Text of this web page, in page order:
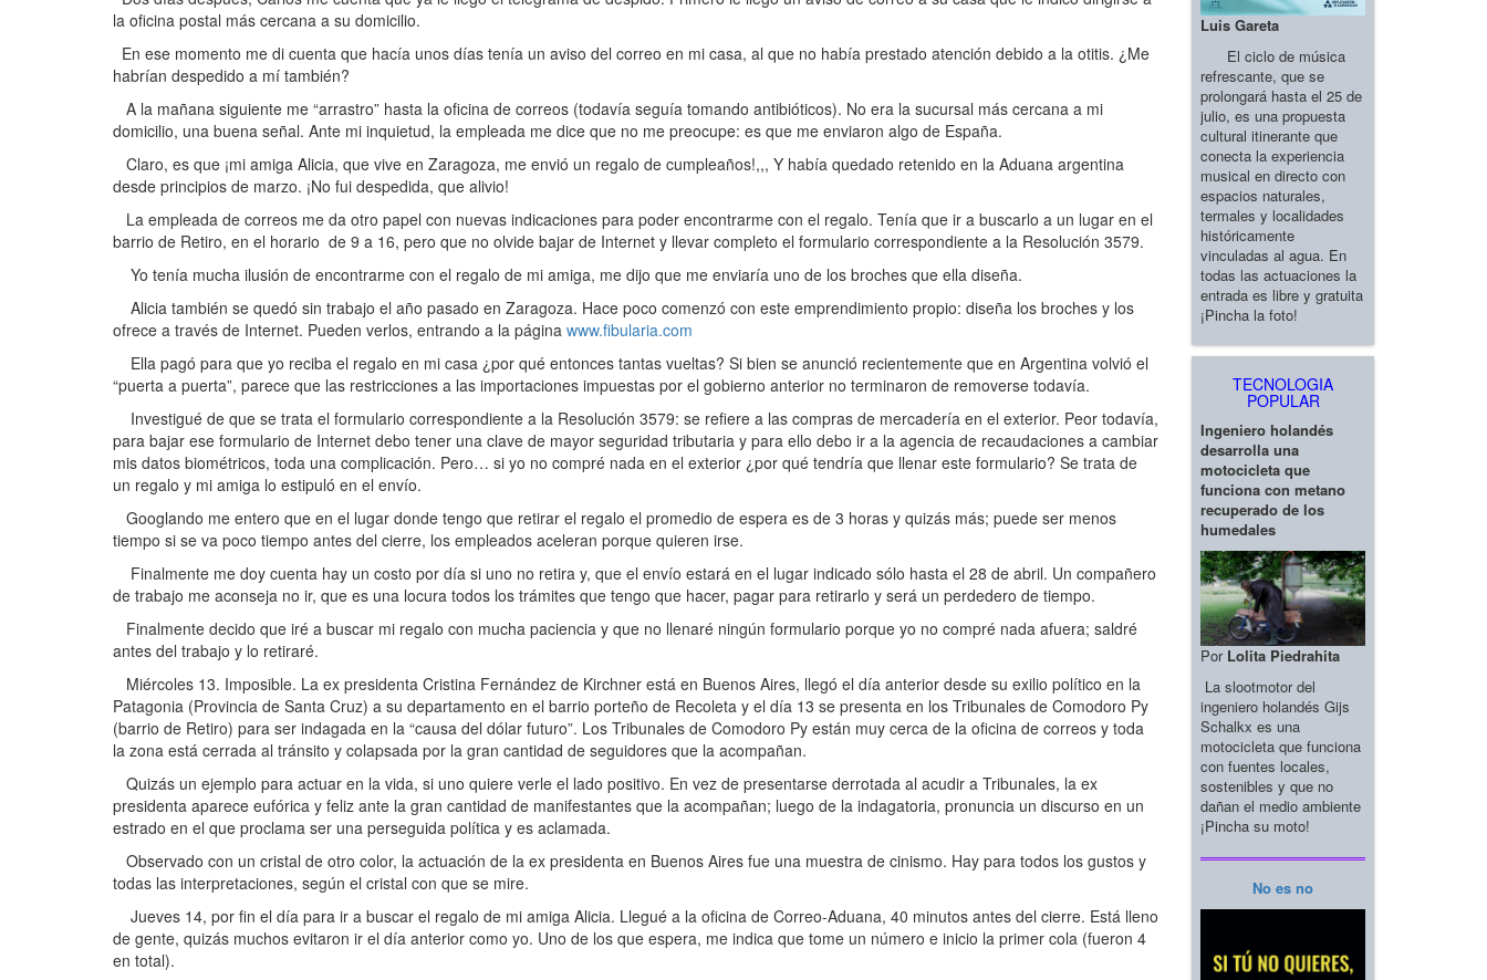
la oficina postal más cercana a su domicilio.
En ese momento me di cuenta que hacía unos días tenía un aviso del correo en mi casa, al que no había prestado atención debido a la otitis. ¿Me
habrían despedido a mí también?
A la mañana siguiente me “arrastro” hasta la oficina de correos (todavía seguía tomando antibióticos). No era la sucursal más cercana a mi
domicilio, una buena señal. Ante mi inquietud, la empleada me dice que no me preocupe: es que me enviaron algo de España.
Claro, es que ¡mi amiga Alicia, que vive en Zaragoza, me envió un regalo de cumpleaños!,,, Y había quedado retenido en la Aduana argentina
desde principios de marzo. ¡No fui despedida, que alivio!
La empleada de correos me da otro papel con nuevas indicaciones para poder encontrarme con el regalo. Tenía que ir a buscarlo a un lugar en el
barrio de Retiro, en el horario de 9 a 16, pero que no olvide bajar de Internet y llevar completo el formulario correspondiente a la Resolución 3579.
Yo tenía mucha ilusión de encontrarme con el regalo de mi amiga, me dijo que me enviaría uno de los broches que ella diseña.
Alicia también se quedó sin trabajo el año pasado en Zaragoza. Hace poco comenzó con este emprendimiento propio: diseña los broches y los
ofrece a través de Internet. Pueden verlos, entrando a la página www.fibularia.com
Ella pagó para que yo reciba el regalo en mi casa ¿por qué entonces tantas vueltas? Si bien se anunció recientemente que en Argentina volvió el
“puerta a puerta”, parece que las restricciones a las importaciones impuestas por el gobierno anterior no terminaron de removerse todavía.
Investigué de que se trata el formulario correspondiente a la Resolución 3579: se refiere a las compras de mercadería en el exterior. Peor todavía,
para bajar ese formulario de Internet debo tener una clave de mayor seguridad tributaria y para ello debo ir a la agencia de recaudaciones a cambiar
mis datos biométricos, toda una complicación. Pero… si yo no compré nada en el exterior ¿por qué tendría que llenar este formulario? Se trata de
un regalo y mi amiga lo estipuló en el envío.
Googlando me entero que en el lugar donde tengo que retirar el regalo el promedio de espera es de 3 horas y quizás más; puede ser menos
tiempo si se va poco tiempo antes del cierre, los empleados aceleran porque quieren irse.
Finalmente me doy cuenta hay un costo por día si uno no retira y, que el envío estará en el lugar indicado sólo hasta el 28 de abril. Un compañero
de trabajo me aconseja no ir, que es una locura todos los trámites que tengo que hacer, pagar para retirarlo y será un perdedero de tiempo.
Finalmente decido que iré a buscar mi regalo con mucha paciencia y que no llenaré ningún formulario porque yo no compré nada afuera; saldré
antes del trabajo y lo retiraré.
Miércoles 13. Imposible. La ex presidenta Cristina Fernández de Kirchner está en Buenos Aires, llegó el día anterior desde su exilio político en la
Patagonia (Provincia de Santa Cruz) a su departamento en el barrio porteño de Recoleta y el día 13 se presenta en los Tribunales de Comodoro Py
(barrio de Retiro) para ser indagada en la “causa del dólar futuro”. Los Tribunales de Comodoro Py están muy cerca de la oficina de correos y toda
la zona está cerrada al tránsito y colapsada por la gran cantidad de seguidores que la acompañan.
Quizás un ejemplo para actuar en la vida, si uno quiere verle el lado positivo. En vez de presentarse derrotada al acudir a Tribunales, la ex
presidenta aparece eufórica y feliz ante la gran cantidad de manifestantes que la acompañan; luego de la indagatoria, pronuncia un discurso en un
estrado en el que proclama ser una perseguida política y es aclamada.
Observado con un cristal de otro color, la actuación de la ex presidenta en Buenos Aires fue una muestra de cinismo. Hay para todos los gustos y
todas las interpretaciones, según el cristal con que se mire.
Jueves 14, por fin el día para ir a buscar el regalo de mi amiga Alicia. Llegué a la oficina de Correo-Aduana, 40 minutos antes del cierre. Está lleno
de gente, quizás muchos evitaron ir el día anterior como yo. Uno de los que espera, me indica que tome un número e inicio la primer cola (fueron 4
en total).
Luis Gareta
El ciclo de música
refrescante, que se
prolongará hasta el 25 de
julio, es una propuesta
cultural itinerante que
conecta la experiencia
musical en directo con
espacios naturales,
termales y localidades
históricamente
vinculadas al agua. En
todas las actuaciones la
entrada es libre y gratuita
¡Pincha la foto!
TECNOLOGIA
POPULAR
Ingeniero holandés
desarrolla una
motocicleta que
funciona con metano
recuperado de los
humedales
Por Lolita Piedrahita
La slootmotor del
ingeniero holandés Gijs
Schalkx es una
motocicleta que funciona
con fuentes locales,
sostenibles y que no
dañan el medio ambiente
¡Pincha su moto!
No es no